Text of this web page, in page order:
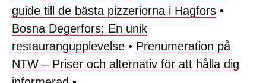
guide till de bästa pizzeriorna i Hagfors •
Bosna Degerfors: En unik
restaurangupplevelse • Prenumeration på
NTW – Priser och alternativ för att hålla dig